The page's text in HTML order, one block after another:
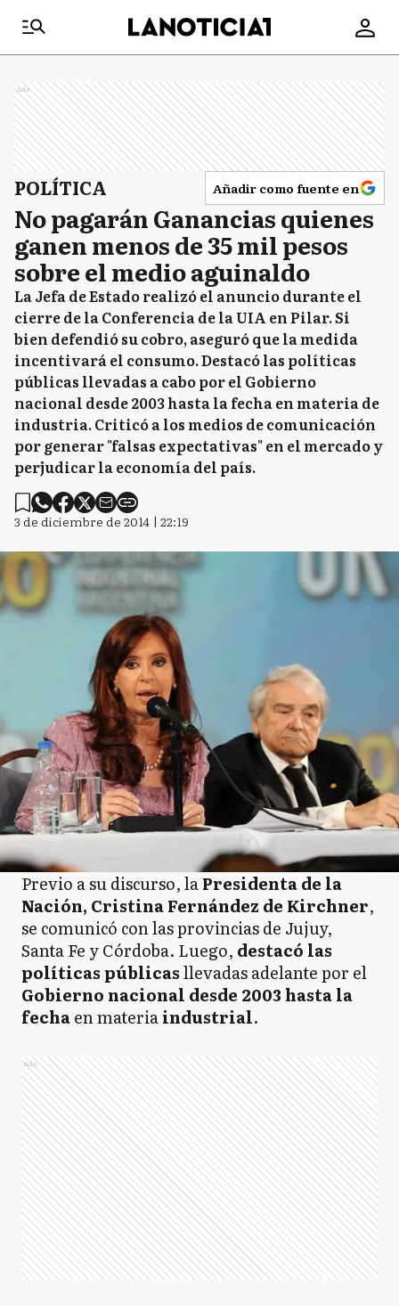
Ads
POLÍTICA Añadir como fuente en
No pagarán Ganancias quienes
ganen menos de 35 mil pesos
sobre el medio aguinaldo
La Jefa de Estado realizó el anuncio durante el
cierre de la Conferencia de la UIA en Pilar. Si
bien defendió su cobro, aseguró que la medida
incentivará el consumo. Destacó las políticas
públicas llevadas a cabo por el Gobierno
nacional desde 2003 hasta la fecha en materia de
industria. Criticó a los medios de comunicación
por generar "falsas expectativas" en el mercado y
perjudicar la economía del país.
3 de diciembre de 2014 | 22:19
Previo a su discurso, laPresidenta de la
Nación, Cristina Fernández de Kirchner,
se comunicó con las provincias de Jujuy,
Santa Fe y Córdoba. Luego, destacó las
políticas públicasllevadas adelante por el
Gobierno nacional desde 2003 hasta la
fechaen materiaindustrial.
Ads